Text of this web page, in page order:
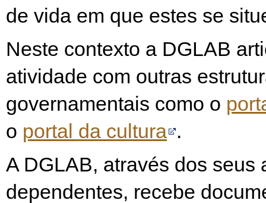
de vida em que estes se
Neste contexto a DGLAB
atividade com outras
governamentais como o
o portal da cultura .
A DGLAB, através dos seus
dependentes, recebe